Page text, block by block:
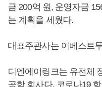
금 200억 원, 운영자금
는 계획을 세웠다.
대표주관사는 이베스트
디엔에이링크는 유전체
공학 회사다. 코로나19